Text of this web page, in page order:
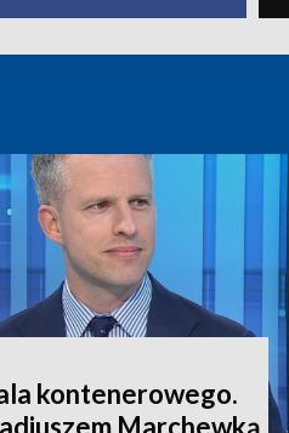
kontenerowego.
Marchewką